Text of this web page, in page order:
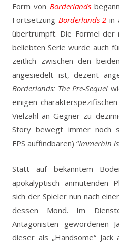
Form von Borderlands
Fortsetzung Borderlands 2 in
übertrumpft. Die Formel der
beliebten Serie wurde auch
zeitlich zwischen den
angesiedelt ist, dezent
Borderlands: The Pre-Sequel
einigen
Vielzahl an Gegner zu
Story bewegt immer noch
FPS auffindbaren) “Immerhin
Statt auf bekanntem
apokalyptisch anmutenden
sich der Spieler nun nach
dessen Mond. Im
Antagonisten gewordenen
dieser als „Handsome“